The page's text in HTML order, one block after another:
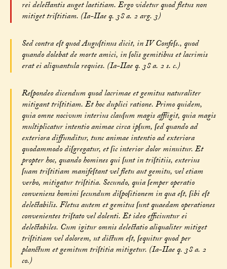
rei delectantis auget laetitiam. Ergo videtur quod fletus non
mitiget triſtitiam. (Ia-IIae q. 38 a. 2 arg. 3)
Sed contra eſt quod Auguſtinus dicit, in IV Confeſs., quod
quando dolebat de morte amici, in ſolis gemitibus et lacrimis
erat ei aliquantula requies. (Ia-IIae q. 38 a. 2 s. c.)
Reſpondeo dicendum quod lacrimae et gemitus naturaliter
mitigant triſtitiam. Et hoc duplici ratione. Primo quidem,
quia omne nocivum interius clauſum magis affligit, quia magis
multiplicatur intentio animae circa ipſum, ſed quando ad
exteriora diffunditur, tunc animae intentio ad exteriora
quodammodo diſgregatur, et ſic interior dolor minuitur. Et
propter hoc, quando homines qui ſunt in triſtitiis, exterius
ſuam triſtitiam manifeſtant vel fletu aut gemitu, vel etiam
verbo, mitigatur triſtitia. Secundo, quia ſemper operatio
conveniens homini ſecundum diſpoſitionem in qua eſt, ſibi eſt
delectabilis. Fletus autem et gemitus ſunt quaedam operationes
convenientes triſtato vel dolenti. Et ideo efficiuntur ei
delectabiles. Cum igitur omnis delectatio aliqualiter mitiget
triſtitiam vel dolorem, ut dictum eſt, ſequitur quod per
planctum et gemitum triſtitia mitigetur. (Ia-IIae q. 38 a. 2
co.)